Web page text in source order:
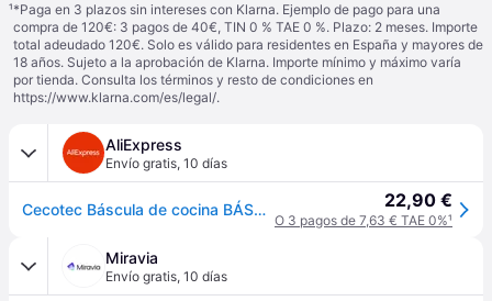
¹*Paga en 3 plazos sin intereses con Klarna. Ejemplo de pago para una
compra de 120€: 3 pagos de 40€, TIN 0 % TAE 0 %. Plazo: 2 meses. Importe
total adeudado 120€. Solo es válido para residentes en España y mayores de
18 años. Sujeto a la aprobación de Klarna. Importe mínimo y máximo varía
por tienda. Consulta los términos y resto de condiciones en
https://www.klarna.com/es/legal/.
AliExpress
Envío gratis, 10 días
Cecotec Báscula de cocina BÁSCULA DE COCINA COOKCONTROL 10000 CONNECTED - Av2228 22,90 €
O 3 pagos de 7,63 € TAE 0%¹
Miravia
Envío gratis, 10 días